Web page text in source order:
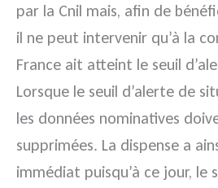
par la Cnil mais, afin de
il ne peut intervenir qu’à la
France ait atteint le seuil
Lorsque le seuil d’alerte de
les données nominatives
supprimées. La dispense a
immédiat puisqu’à ce jour, le